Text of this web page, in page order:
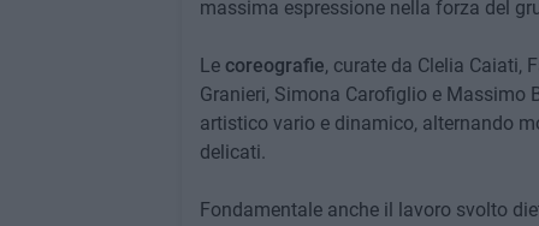
massima espressione nella forza del
Le coreografie, curate da Clelia Caiati,
Granieri, Simona Carofiglio e
artistico vario e dinamico, alternando
delicati.
Fondamentale anche il lavoro svolto